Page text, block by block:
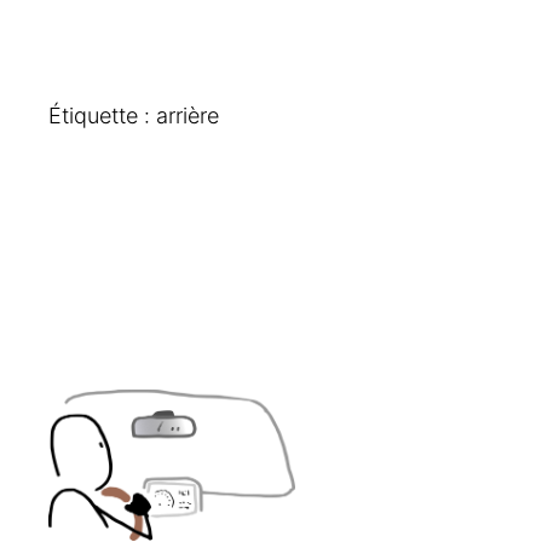
Étiquette : arrière